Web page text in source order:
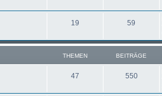
19 59
THEMEN BEITRÄGE
47 550